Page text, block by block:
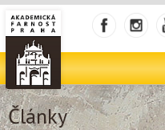
Články